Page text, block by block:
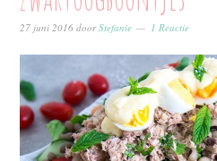
27 juni 2016 doorStefanie 1 Reactie